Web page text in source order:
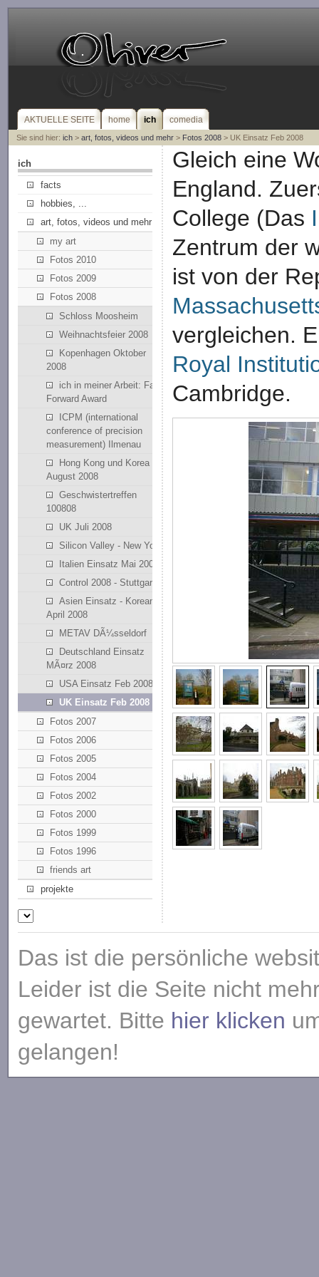
AKTUELLE SEITE home ich comedia
Sie sind hier: ich> art, fotos, videos und mehr> Fotos 2008> UK Einsatz Feb 2008
ich
facts
hobbies, ...
art, fotos, videos und mehr
my art
Fotos 2010
Fotos 2009
Fotos 2008
Schloss Moosheim
Weihnachtsfeier 2008
Kopenhagen Oktober
2008
ich in meiner Arbeit: Fast
Forward Award
ICPM (international
conference of precision
measurement) Ilmenau
Hong Kong und Korea
August 2008
Geschwistertreffen
100808
UK Juli 2008
Silicon Valley - New York
Italien Einsatz Mai 2008
Control 2008 - Stuttgart
Asien Einsatz - Korean
April 2008
METAV DÃ¼sseldorf
Deutschland Einsatz
MÃ¤rz 2008
USA Einsatz Feb 2008
UK Einsatz Feb 2008
Fotos 2007
Fotos 2006
Fotos 2005
Fotos 2004
Fotos 2002
Fotos 2000
Fotos 1999
Fotos 1996
friends art
projekte
Gleich eine
England.
College (Das
Zentrum der
ist von der
vergleichen.
Royal
Cambridge.
Das ist die persönliche
Leider ist die Seite nicht
gewartet. Bitte hier klicken
gelangen!